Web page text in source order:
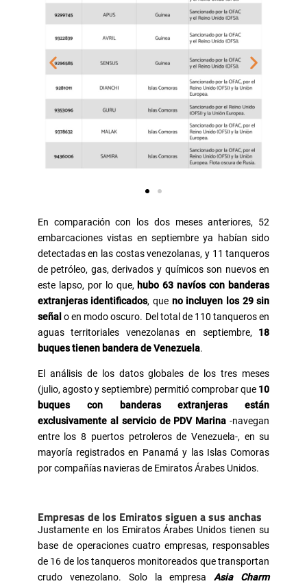
En comparación con los dos meses anteriores, 52
embarcaciones vistas en septiembre ya habían sido
detectadas en las costas venezolanas, y 11 tanqueros
de petróleo, gas, derivados y químicos son nuevos en
este lapso, por lo que, hubo 63 navíos con banderas
extranjeras identificados, que no incluyen los 29 sin
señal o en modo oscuro. Del total de 110 tanqueros en
aguas territoriales venezolanas en septiembre, 18
buques tienen bandera de Venezuela.
El análisis de los datos globales de los tres meses
(julio, agosto y septiembre) permitió comprobar que 10
buques con banderas extranjeras están
exclusivamente al servicio de PDV Marina -navegan
entre los 8 puertos petroleros de Venezuela-, en su
mayoría registrados en Panamá y las Islas Comoras
por compañías navieras de Emiratos Árabes Unidos.
Empresas de los Emiratos siguen a sus anchas
Justamente en los Emiratos Árabes Unidos tienen su
base de operaciones cuatro empresas, responsables
de 16 de los tanqueros monitoreados que transportan
crudo venezolano. Solo la empresaAsia Charm